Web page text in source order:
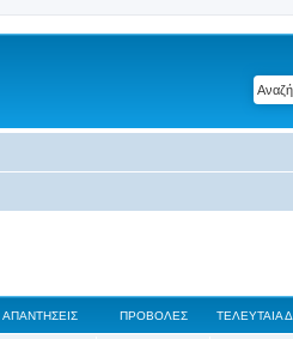
ΑΠΑΝΤΉΣΕΙΣ ΠΡΟΒΟΛΈΣ ΤΕΛΕΥΤΑΊΑ